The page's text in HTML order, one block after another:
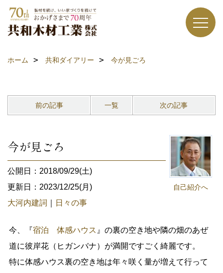
ホーム 共和ダイアリー 今が見ごろ
前の記事 一覧 次の記事
自己紹介へ
今が見ごろ
公開日：2018/09/29(土)
更新日：2023/12/25(月)
大河内建詞
日々の事
今、『宿泊 体感ハウス 』の裏の空き地や隣の畑のあぜ
道に彼岸花（ヒガンバナ）が満開ですごく綺麗です。
特に体感ハウス裏の空き地は年々咲く量が増えて行って